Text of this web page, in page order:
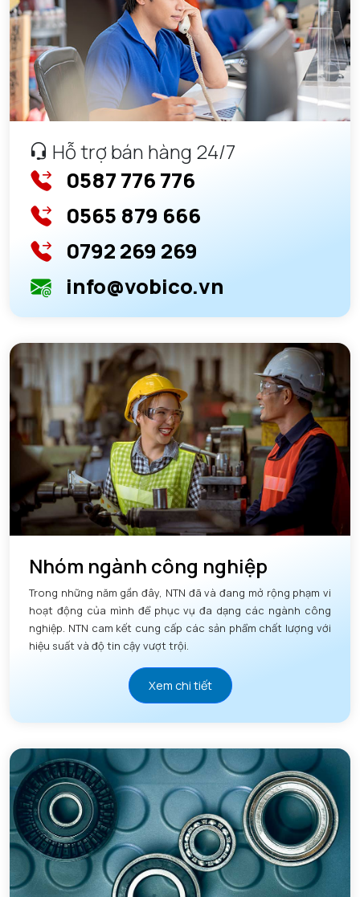
Hỗ trợ bán hàng 24/7
0587 776 776
0565 879 666
0792 269 269
info@vobico.vn
Nhóm ngành công nghiệp
Trong những năm gần đây, NTN đã và đang mở rộng phạm vi
hoạt động của mình để phục vụ đa dạng các ngành công
nghiệp. NTN cam kết cung cấp các sản phẩm chất lượng với
hiệu suất và độ tin cậy vượt trội.
Xem chi tiết